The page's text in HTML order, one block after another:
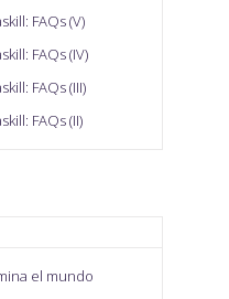
FAQs (V)
FAQs (IV)
FAQs (III)
FAQs (II)
el mundo